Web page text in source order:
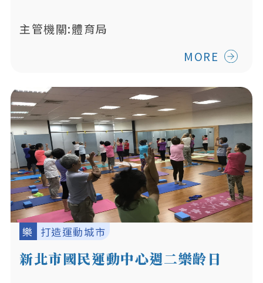
主管機關:體育局
MORE
樂 打造運動城市
新北市國民運動中心週二樂齡日